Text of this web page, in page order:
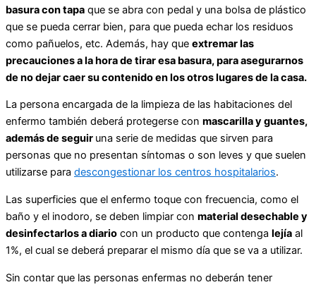
basura con tapa que se abra con pedal y una bolsa de plástico
que se pueda cerrar bien, para que pueda echar los residuos
como pañuelos, etc. Además, hay que extremar las
precauciones a la hora de tirar esa basura, para asegurarnos
de no dejar caer su contenido en los otros lugares de la casa.
La persona encargada de la limpieza de las habitaciones del
enfermo también deberá protegerse con mascarilla y guantes,
además de seguir una serie de medidas que sirven para
personas que no presentan síntomas o son leves y que suelen
utilizarse para descongestionar los centros hospitalarios.
Las superficies que el enfermo toque con frecuencia, como el
baño y el inodoro, se deben limpiar con material desechable y
desinfectarlos a diario con un producto que contenga lejía al
1%, el cual se deberá preparar el mismo día que se va a utilizar.
Sin contar que las personas enfermas no deberán tener